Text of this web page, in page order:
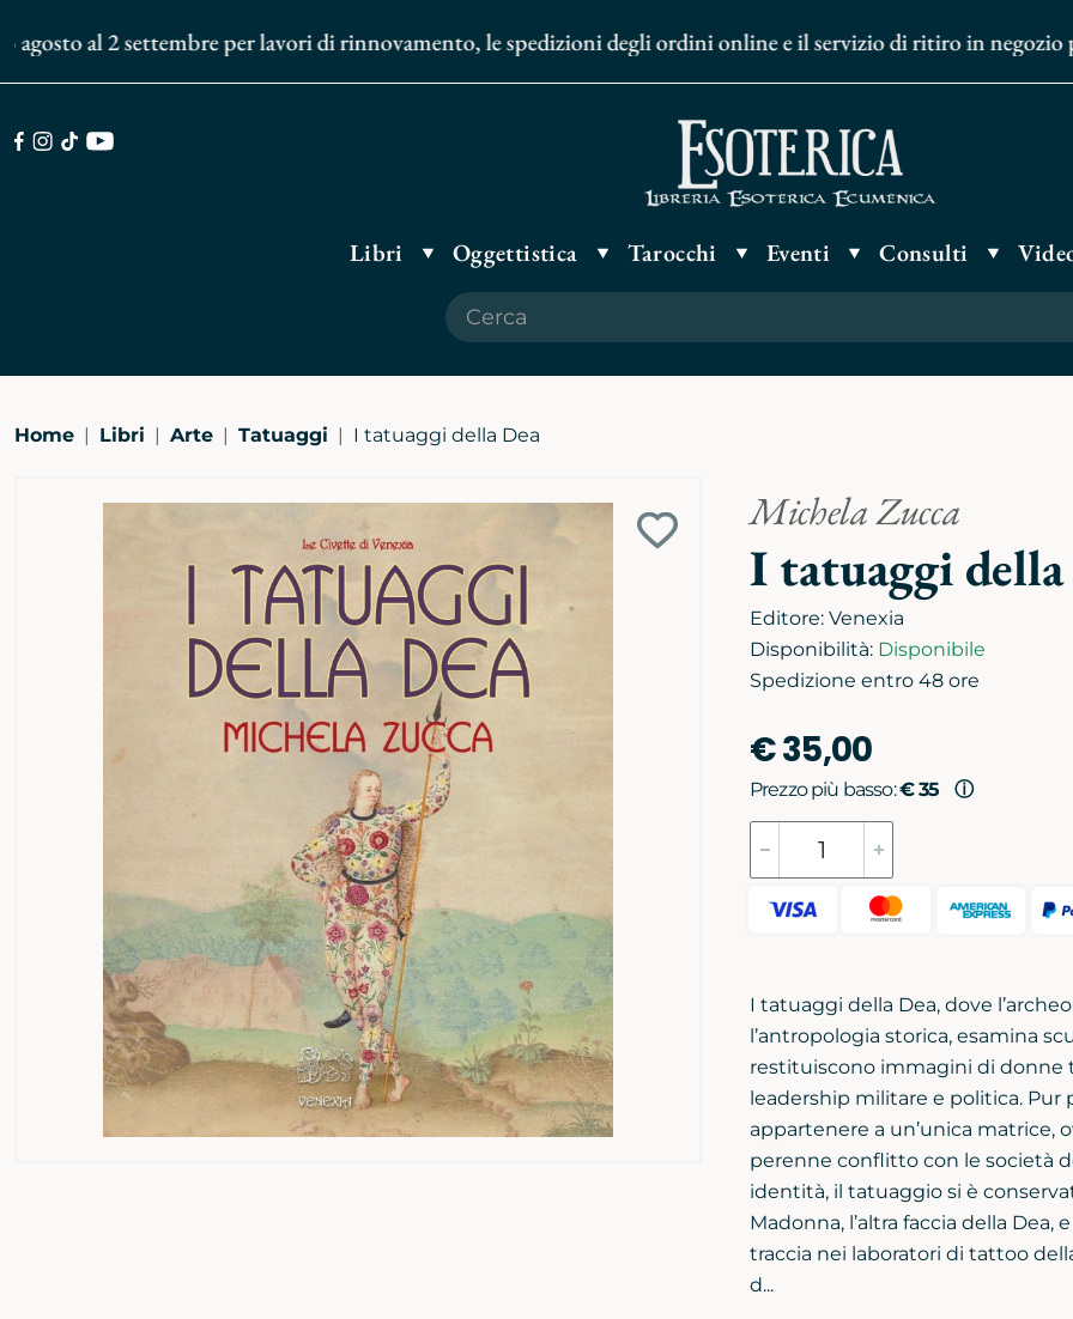
al 2 settembre per lavori di rinnovamento, le spedizioni degli ordini online e il servizio di ritiro in negozio
Libri Oggettistica Tarocchi Eventi Consulti
Home Libri Arte Tatuaggi I tatuaggi della Dea
Ingrandisci
Aggiungi
Michela Zucca
I tatuaggi della
Editore: Venexia
Disponibilità: Disponibile
Spedizione entro 48 ore
€ 35,00
Prezzo più basso:€ 35 ⓘ
I tatuaggi della Dea, dove
l’antropologia storica, esamina
restituiscono immagini di donne
leadership militare e politica.
appartenere a un’unica matrice,
perenne conflitto con le società
identità, il tatuaggio si è
Madonna, l’altra faccia della Dea,
traccia nei laboratori di tattoo
d...